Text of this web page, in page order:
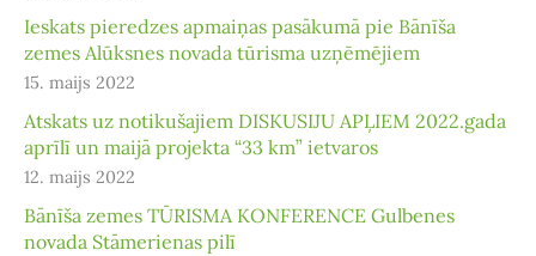
Ieskats pieredzes apmaiņas pasākumā pie Bānīša
zemes Alūksnes novada tūrisma uzņēmējiem
15. maijs 2022
Atskats uz notikušajiem DISKUSIJU APĻIEM 2022.gada
aprīlī un maijā projekta “33 km” ietvaros
12. maijs 2022
Bānīša zemes TŪRISMA KONFERENCE Gulbenes
novada Stāmerienas pilī